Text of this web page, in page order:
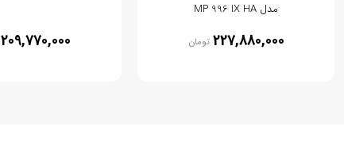
مدل MP 996 IX HA
227,880,000 تومان 209,770,000